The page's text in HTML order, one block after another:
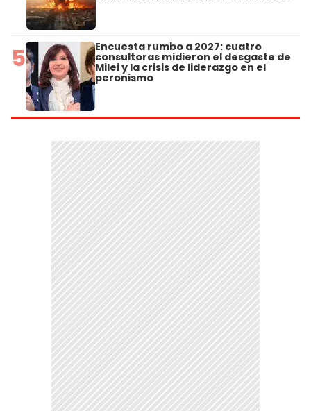
5 Encuesta rumbo a 2027: cuatro
consultoras midieron el desgaste de
Milei y la crisis de liderazgo en el
peronismo